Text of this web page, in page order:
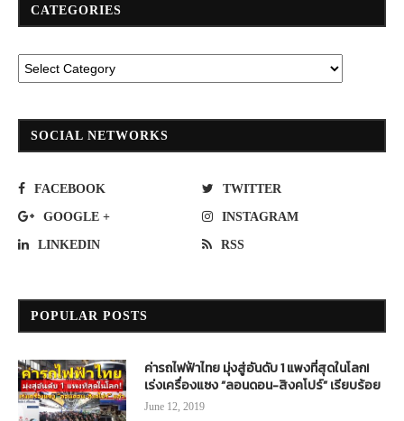
CATEGORIES
SOCIAL NETWORKS
FACEBOOK TWITTER
GOOGLE + INSTAGRAM
LINKEDIN RSS
POPULAR POSTS
ค่ารถไฟฟ้าไทย มุ่งสู่อันดับ 1 แพงที่สุดในโลก!
เร่งเครื่องแซง “ลอนดอน-สิงคโปร์” เรียบร้อย
June 12, 2019